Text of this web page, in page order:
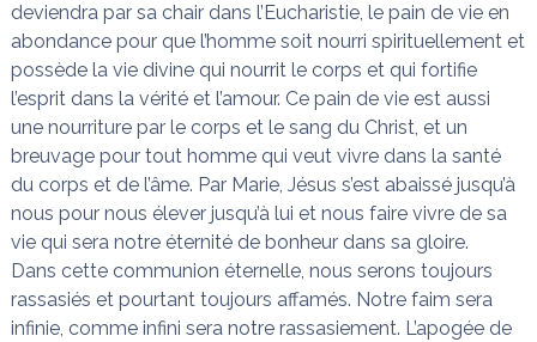
deviendra par sa chair dans l’Eucharistie, le pain de vie en
abondance pour que l’homme soit nourri spirituellement et
possède la vie divine qui nourrit le corps et qui fortifie
l’esprit dans la vérité et l’amour. Ce pain de vie est aussi
une nourriture par le corps et le sang du Christ, et un
breuvage pour tout homme qui veut vivre dans la santé
du corps et de l’âme. Par Marie, Jésus s’est abaissé jusqu’à
nous pour nous élever jusqu’à lui et nous faire vivre de sa
vie qui sera notre éternité de bonheur dans sa gloire.
Dans cette communion éternelle, nous serons toujours
rassasiés et pourtant toujours affamés. Notre faim sera
infinie, comme infini sera notre rassasiement. L’apogée de